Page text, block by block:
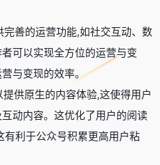
善的运营功能,如社交互动、数
可以实现全方位的运营与变
与变现的效率。
供原生的内容体验,这使得用户
动内容。这优化了用户的阅读
利于公众号积累更高用户粘